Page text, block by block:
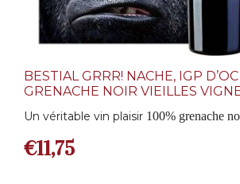
BESTIAL GRRR! NACHE, IGP
GRENACHE NOIR VIEILLES
Un véritable vin plaisir 100% grenache
€11,75